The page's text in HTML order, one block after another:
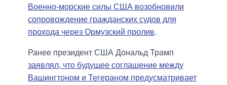
Военно-морские силы США возобновили
сопровождение гражданских судов для
прохода через Ормузский пролив.
Ранее президент США Дональд Трамп
заявлял, что будущее соглашение между
Вашингтоном и Тегераном предусматривает